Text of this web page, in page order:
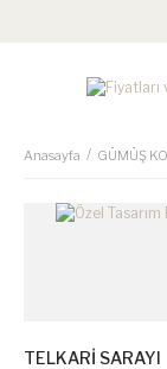
Anasayfa GÜMÜŞ
TELKARİ SARAYI